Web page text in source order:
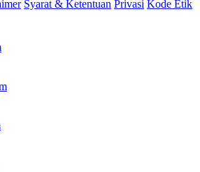
Syarat & Ketentuan Privasi Kode Etik